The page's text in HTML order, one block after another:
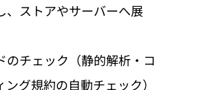
、ストアやサーバーへ展
のチェック（静的解析・コ
ング規約の自動チェック）